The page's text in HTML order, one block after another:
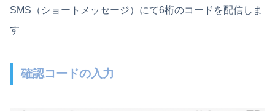
SMS（ショートメッセージ）にて6桁のコードを配信しま
す
確認コードの入力